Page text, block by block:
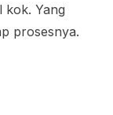
kok. Yang
prosesnya.